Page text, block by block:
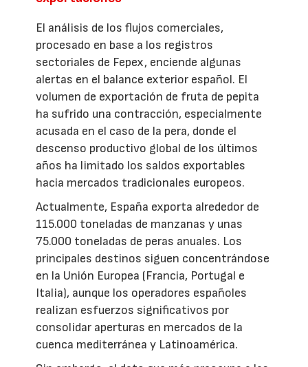
El análisis de los flujos comerciales,
procesado en base a los registros
sectoriales de Fepex, enciende algunas
alertas en el balance exterior español. El
volumen de exportación de fruta de pepita
ha sufrido una contracción, especialmente
acusada en el caso de la pera, donde el
descenso productivo global de los últimos
años ha limitado los saldos exportables
hacia mercados tradicionales europeos.
Actualmente, España exporta alrededor de
115.000 toneladas de manzanas y unas
75.000 toneladas de peras anuales. Los
principales destinos siguen concentrándose
en la Unión Europea (Francia, Portugal e
Italia), aunque los operadores españoles
realizan esfuerzos significativos por
consolidar aperturas en mercados de la
cuenca mediterránea y Latinoamérica.